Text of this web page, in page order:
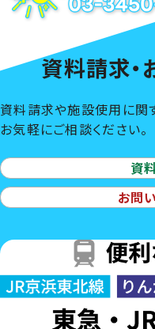
資料請求
資料請求や施設使用に関
お気軽にご相談ください。
資
お問